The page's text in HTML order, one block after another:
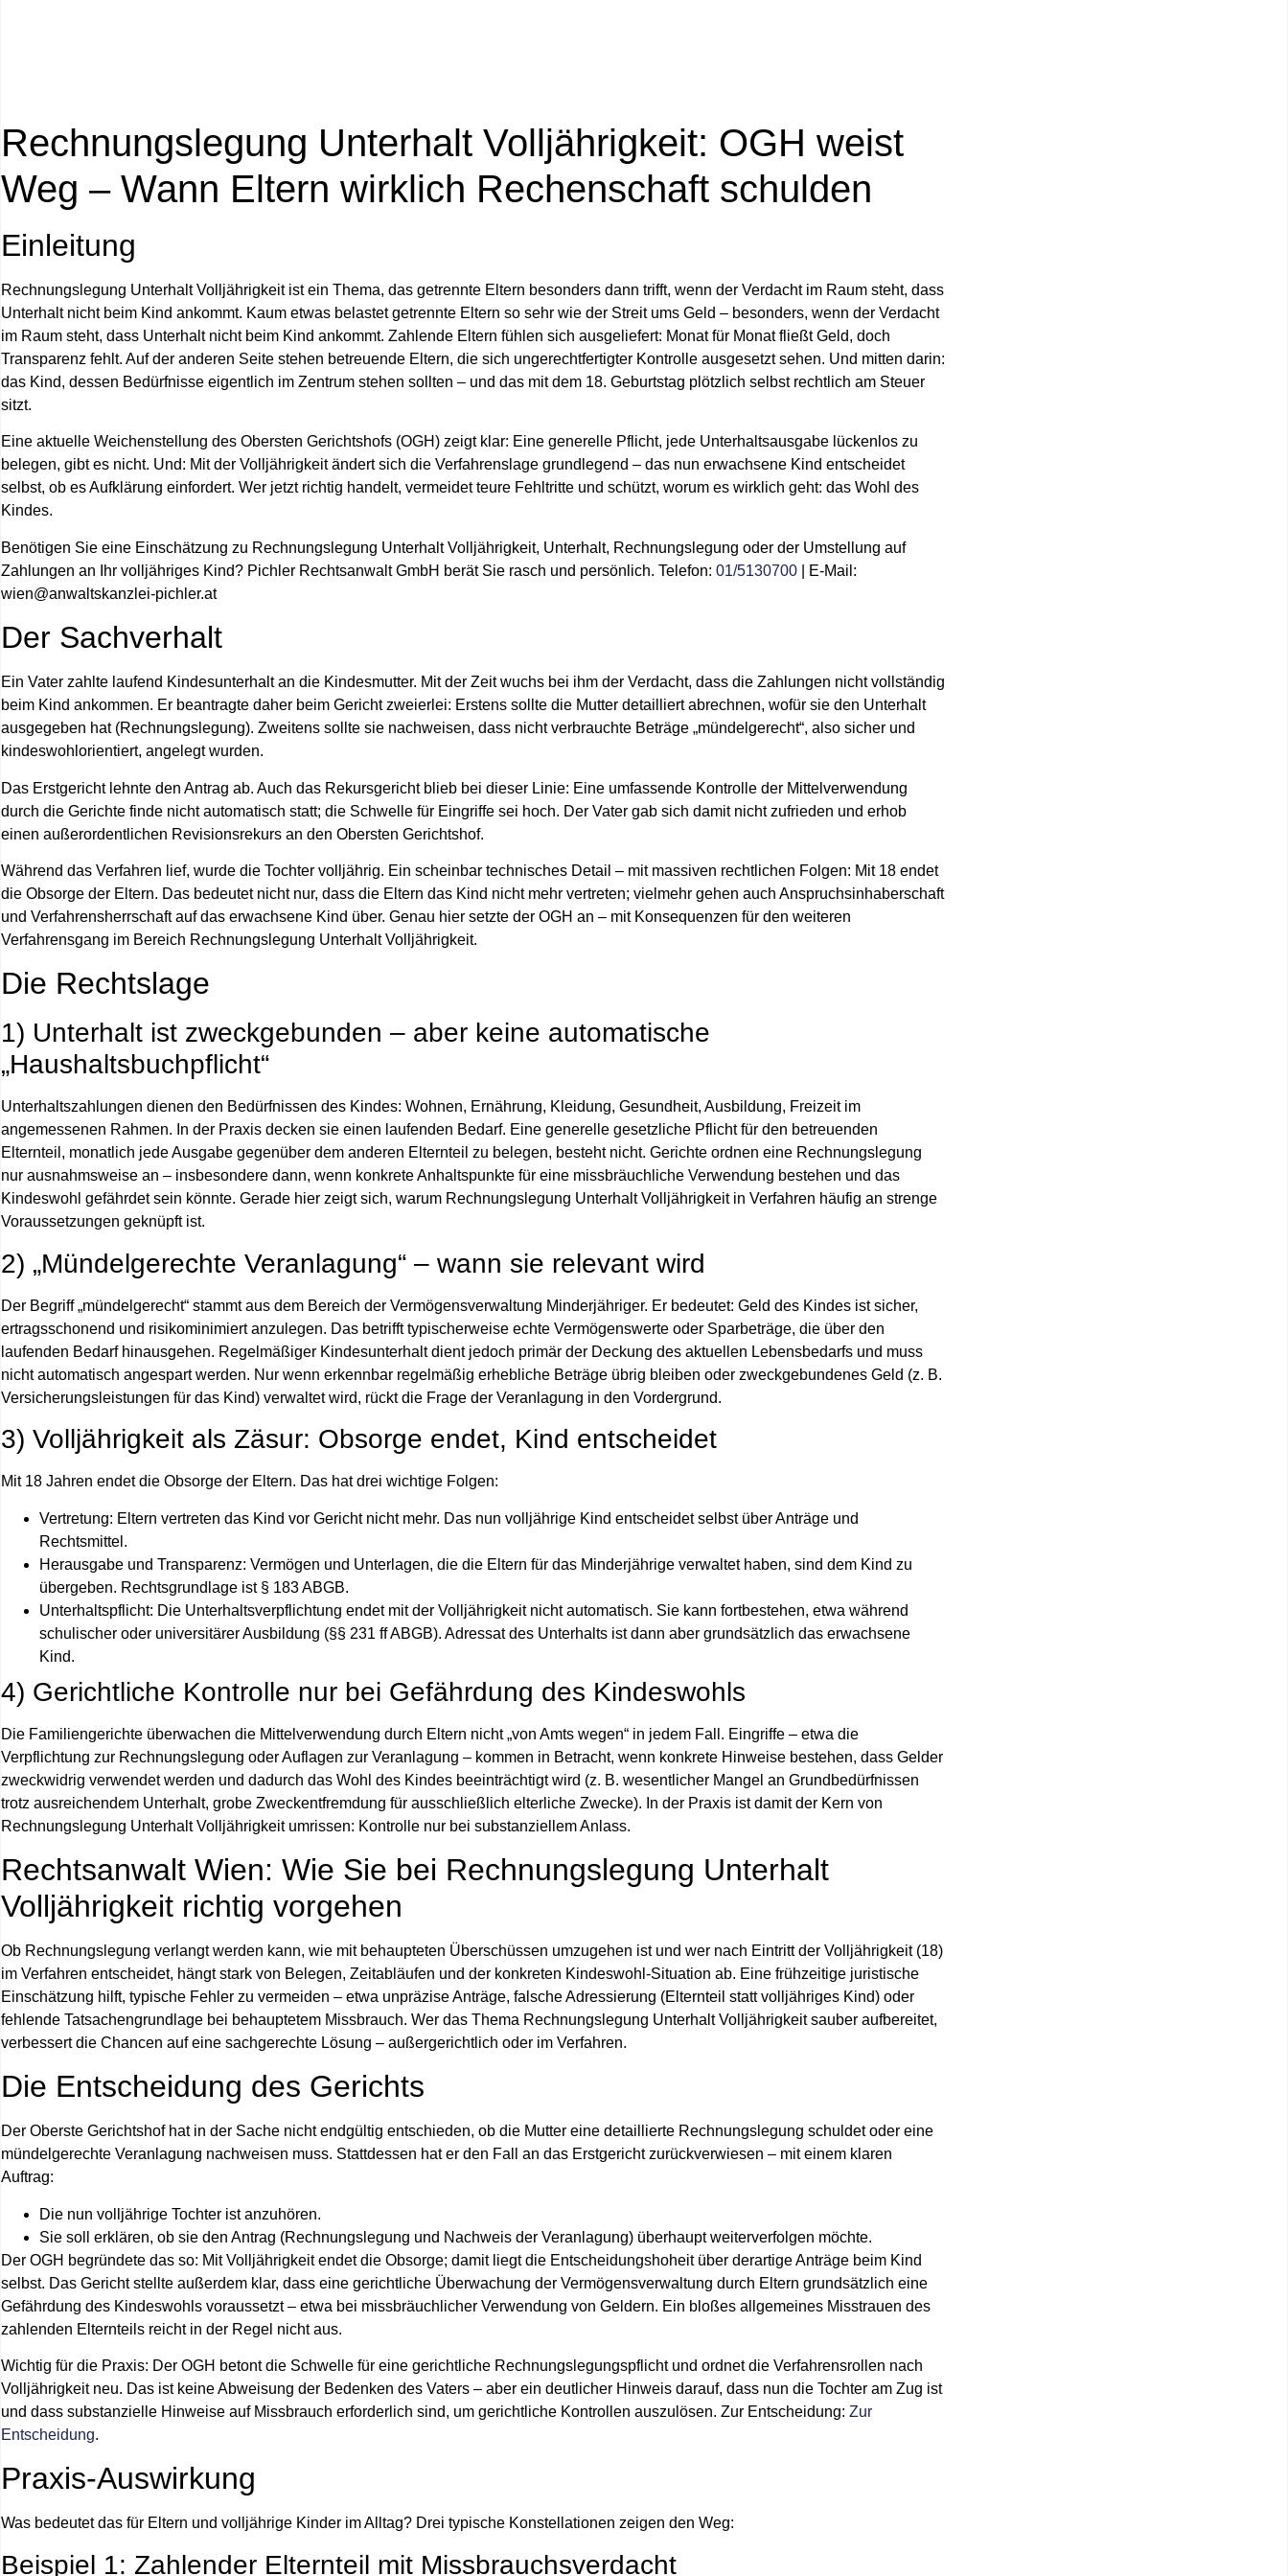
Rechnungslegung Unterhalt Volljährigkeit: OGH weist
Weg – Wann Eltern wirklich Rechenschaft schulden
Einleitung
Rechnungslegung Unterhalt Volljährigkeitist ein Thema, das getrennte Eltern besonders dann trifft, wenn der Verdacht im Raum steht, dass
Unterhalt nicht beim Kind ankommt. Kaum etwas belastet getrennte Eltern so sehr wie der Streit ums Geld – besonders, wenn der Verdacht
im Raum steht, dass Unterhalt nicht beim Kind ankommt. Zahlende Eltern fühlen sich ausgeliefert: Monat für Monat fließt Geld, doch
Transparenz fehlt. Auf der anderen Seite stehen betreuende Eltern, die sich ungerechtfertigter Kontrolle ausgesetzt sehen. Und mitten darin:
das Kind, dessen Bedürfnisse eigentlich im Zentrum stehen sollten – und das mit dem 18. Geburtstag plötzlich selbst rechtlich am Steuer
sitzt.
Eine aktuelle Weichenstellung des Obersten Gerichtshofs (OGH) zeigt klar: Eine generelle Pflicht, jede Unterhaltsausgabe lückenlos zu
belegen, gibt es nicht. Und: Mit der Volljährigkeit ändert sich die Verfahrenslage grundlegend – das nun erwachsene Kind entscheidet
selbst, ob es Aufklärung einfordert. Wer jetzt richtig handelt, vermeidet teure Fehltritte und schützt, worum es wirklich geht: das Wohl des
Kindes.
Benötigen Sie eine Einschätzung zu Rechnungslegung Unterhalt Volljährigkeit, Unterhalt, Rechnungslegung oder der Umstellung auf
Zahlungen an Ihr volljähriges Kind? Pichler Rechtsanwalt GmbH berät Sie rasch und persönlich. Telefon: 01/5130700 | E‑Mail:
wien@anwaltskanzlei-pichler.at
Der Sachverhalt
Ein Vater zahlte laufend Kindesunterhalt an die Kindesmutter. Mit der Zeit wuchs bei ihm der Verdacht, dass die Zahlungen nicht vollständig
beim Kind ankommen. Er beantragte daher beim Gericht zweierlei: Erstens sollte die Mutter detailliert abrechnen, wofür sie den Unterhalt
ausgegeben hat (Rechnungslegung). Zweitens sollte sie nachweisen, dass nicht verbrauchte Beträge „mündelgerecht“, also sicher und
kindeswohlorientiert, angelegt wurden.
Das Erstgericht lehnte den Antrag ab. Auch das Rekursgericht blieb bei dieser Linie: Eine umfassende Kontrolle der Mittelverwendung
durch die Gerichte finde nicht automatisch statt; die Schwelle für Eingriffe sei hoch. Der Vater gab sich damit nicht zufrieden und erhob
einen außerordentlichen Revisionsrekurs an den Obersten Gerichtshof.
Während das Verfahren lief, wurde die Tochter volljährig. Ein scheinbar technisches Detail – mit massiven rechtlichen Folgen: Mit 18 endet
die Obsorge der Eltern. Das bedeutet nicht nur, dass die Eltern das Kind nicht mehr vertreten; vielmehr gehen auch Anspruchsinhaberschaft
und Verfahrensherrschaft auf das erwachsene Kind über. Genau hier setzte der OGH an – mit Konsequenzen für den weiteren
Verfahrensgang im Bereich Rechnungslegung Unterhalt Volljährigkeit.
Die Rechtslage
1) Unterhalt ist zweckgebunden – aber keine automatische
„Haushaltsbuchpflicht“
Unterhaltszahlungen dienen den Bedürfnissen des Kindes: Wohnen, Ernährung, Kleidung, Gesundheit, Ausbildung, Freizeit im
angemessenen Rahmen. In der Praxis decken sie einen laufenden Bedarf. Eine generelle gesetzliche Pflicht für den betreuenden
Elternteil, monatlich jede Ausgabe gegenüber dem anderen Elternteil zu belegen, besteht nicht. Gerichte ordnen eine Rechnungslegung
nur ausnahmsweise an – insbesondere dann, wenn konkrete Anhaltspunkte für eine missbräuchliche Verwendung bestehen und das
Kindeswohl gefährdet sein könnte. Gerade hier zeigt sich, warum Rechnungslegung Unterhalt Volljährigkeit in Verfahren häufig an strenge
Voraussetzungen geknüpft ist.
2) „Mündelgerechte Veranlagung“ – wann sie relevant wird
Der Begriff „mündelgerecht“ stammt aus dem Bereich der Vermögensverwaltung Minderjähriger. Er bedeutet: Geld des Kindes ist sicher,
ertragsschonend und risikominimiert anzulegen. Das betrifft typischerweise echte Vermögenswerte oder Sparbeträge, die über den
laufenden Bedarf hinausgehen. Regelmäßiger Kindesunterhalt dient jedoch primär der Deckung des aktuellen Lebensbedarfs und muss
nicht automatisch angespart werden. Nur wenn erkennbar regelmäßig erhebliche Beträge übrig bleiben oder zweckgebundenes Geld (z. B.
Versicherungsleistungen für das Kind) verwaltet wird, rückt die Frage der Veranlagung in den Vordergrund.
3) Volljährigkeit als Zäsur: Obsorge endet, Kind entscheidet
Mit 18 Jahren endet die Obsorge der Eltern. Das hat drei wichtige Folgen:
Vertretung: Eltern vertreten das Kind vor Gericht nicht mehr. Das nun volljährige Kind entscheidet selbst über Anträge und
Rechtsmittel.
Herausgabe und Transparenz: Vermögen und Unterlagen, die die Eltern für das Minderjährige verwaltet haben, sind dem Kind zu
übergeben. Rechtsgrundlage ist § 183 ABGB.
Unterhaltspflicht: Die Unterhaltsverpflichtung endet mit der Volljährigkeit nicht automatisch. Sie kann fortbestehen, etwa während
schulischer oder universitärer Ausbildung (§§ 231 ff ABGB). Adressat des Unterhalts ist dann aber grundsätzlich das erwachsene
Kind.
4) Gerichtliche Kontrolle nur bei Gefährdung des Kindeswohls
Die Familiengerichte überwachen die Mittelverwendung durch Eltern nicht „von Amts wegen“ in jedem Fall. Eingriffe – etwa die
Verpflichtung zur Rechnungslegung oder Auflagen zur Veranlagung – kommen in Betracht, wenn konkrete Hinweise bestehen, dass Gelder
zweckwidrig verwendet werden und dadurch das Wohl des Kindes beeinträchtigt wird (z. B. wesentlicher Mangel an Grundbedürfnissen
trotz ausreichendem Unterhalt, grobe Zweckentfremdung für ausschließlich elterliche Zwecke). In der Praxis ist damit der Kern von
Rechnungslegung Unterhalt Volljährigkeit umrissen: Kontrolle nur bei substanziellem Anlass.
Rechtsanwalt Wien: Wie Sie bei Rechnungslegung Unterhalt
Volljährigkeit richtig vorgehen
Ob Rechnungslegung verlangt werden kann, wie mit behaupteten Überschüssen umzugehen ist und wer nach Eintritt der Volljährigkeit (18)
im Verfahren entscheidet, hängt stark von Belegen, Zeitabläufen und der konkreten Kindeswohl-Situation ab. Eine frühzeitige juristische
Einschätzung hilft, typische Fehler zu vermeiden – etwa unpräzise Anträge, falsche Adressierung (Elternteil statt volljähriges Kind) oder
fehlende Tatsachengrundlage bei behauptetem Missbrauch. Wer das Thema Rechnungslegung Unterhalt Volljährigkeit sauber aufbereitet,
verbessert die Chancen auf eine sachgerechte Lösung – außergerichtlich oder im Verfahren.
Die Entscheidung des Gerichts
Der Oberste Gerichtshof hat in der Sache nicht endgültig entschieden, ob die Mutter eine detaillierte Rechnungslegung schuldet oder eine
mündelgerechte Veranlagung nachweisen muss. Stattdessen hat er den Fall an das Erstgericht zurückverwiesen – mit einem klaren
Auftrag:
Die nun volljährige Tochter ist anzuhören.
Sie soll erklären, ob sie den Antrag (Rechnungslegung und Nachweis der Veranlagung) überhaupt weiterverfolgen möchte.
Der OGH begründete das so: Mit Volljährigkeit endet die Obsorge; damit liegt die Entscheidungshoheit über derartige Anträge beim Kind
selbst. Das Gericht stellte außerdem klar, dass eine gerichtliche Überwachung der Vermögensverwaltung durch Eltern grundsätzlich eine
Gefährdung des Kindeswohls voraussetzt – etwa bei missbräuchlicher Verwendung von Geldern. Ein bloßes allgemeines Misstrauen des
zahlenden Elternteils reicht in der Regel nicht aus.
Wichtig für die Praxis: Der OGH betont die Schwelle für eine gerichtliche Rechnungslegungspflicht und ordnet die Verfahrensrollen nach
Volljährigkeit neu. Das ist keine Abweisung der Bedenken des Vaters – aber ein deutlicher Hinweis darauf, dass nun die Tochter am Zug ist
und dass substanzielle Hinweise auf Missbrauch erforderlich sind, um gerichtliche Kontrollen auszulösen. Zur Entscheidung: Zur
Entscheidung.
Praxis-Auswirkung
Was bedeutet das für Eltern und volljährige Kinder im Alltag? Drei typische Konstellationen zeigen den Weg:
Beispiel 1: Zahlender Elternteil mit Missbrauchsverdacht